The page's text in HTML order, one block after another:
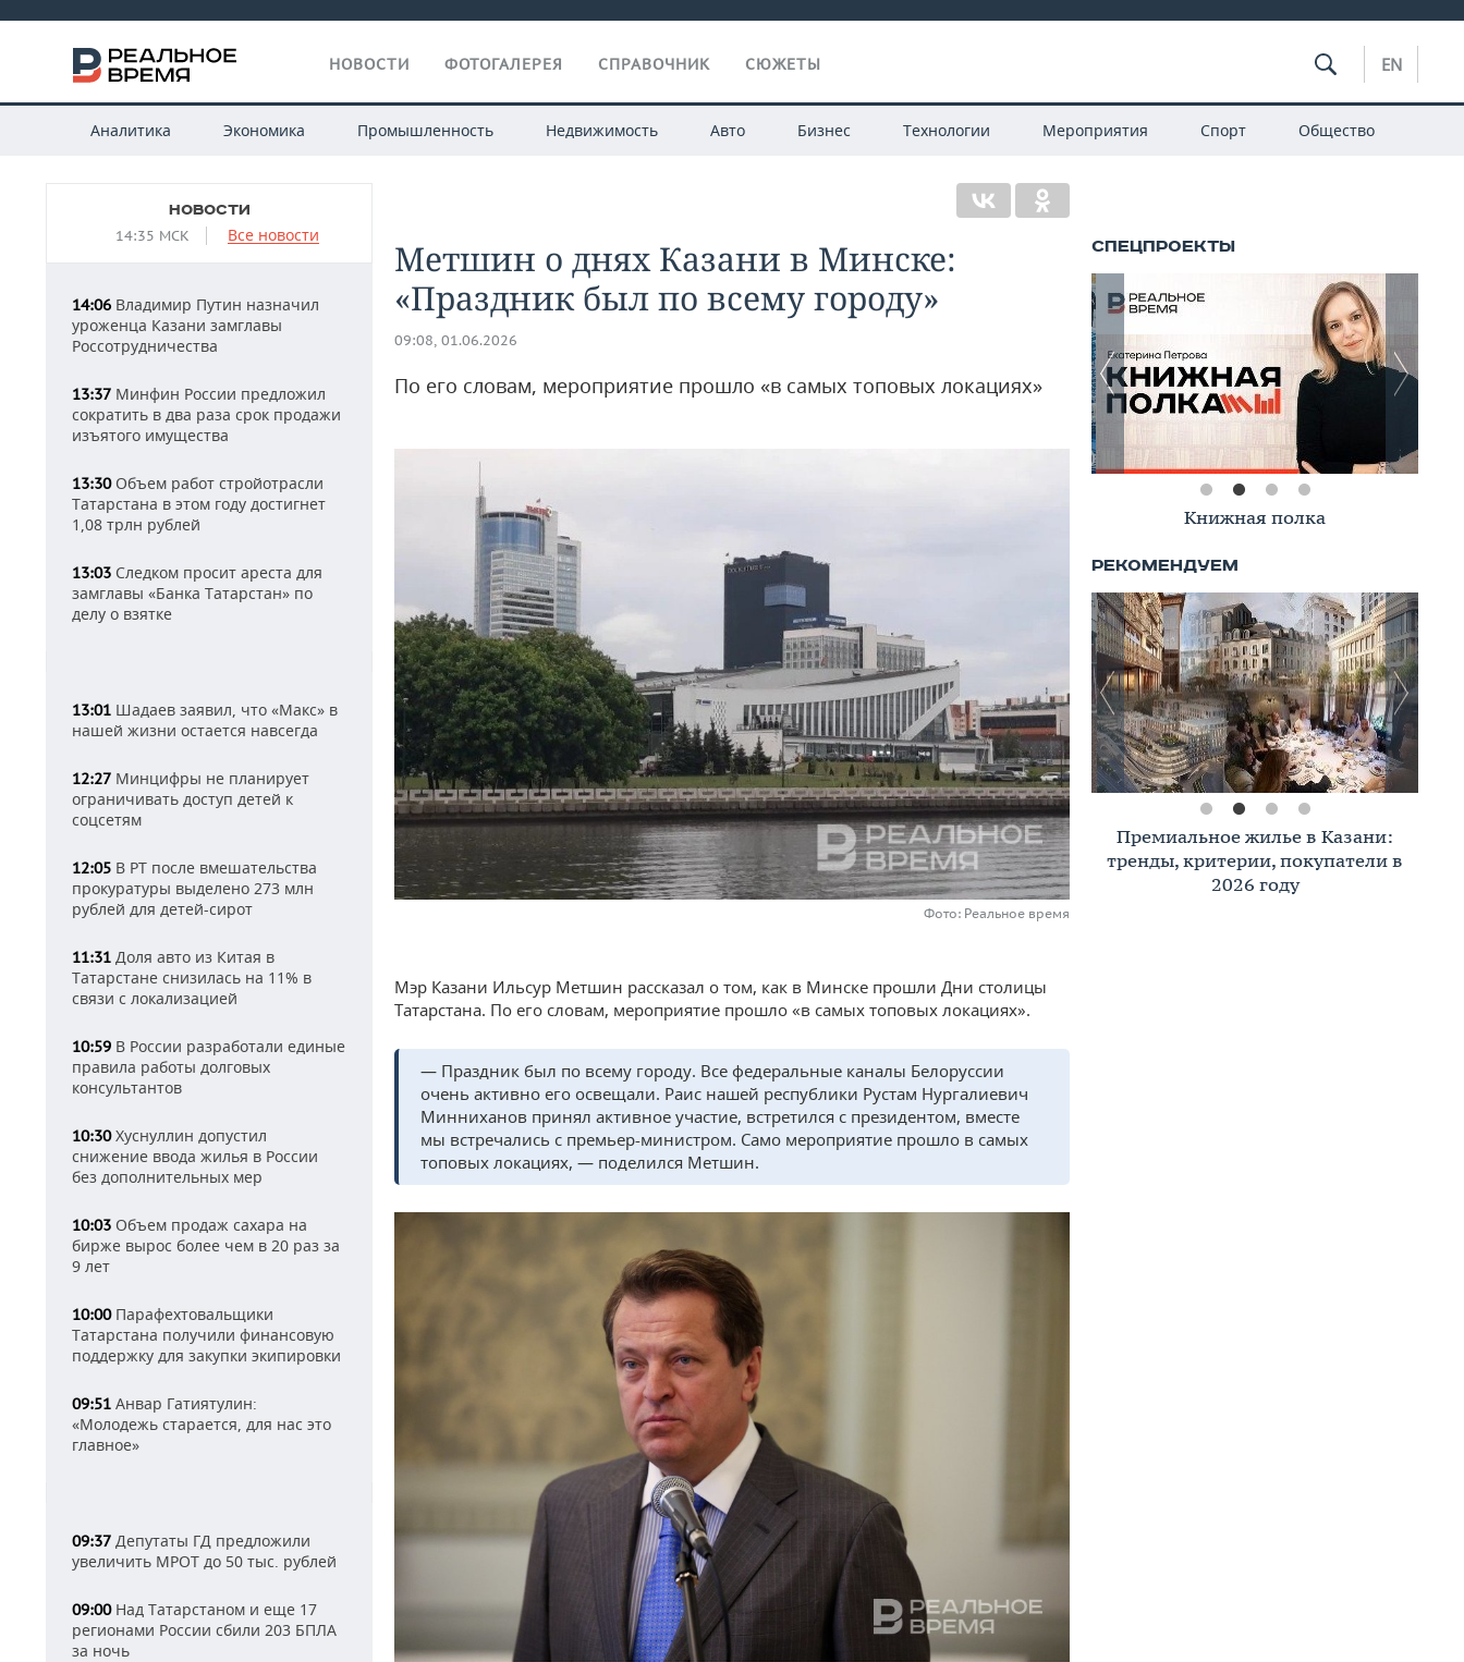
НОВОСТИ ФОТОГАЛЕРЕЯ СПРАВОЧНИК СЮЖЕТЫ EN
Аналитика Экономика Промышленность Недвижимость Авто Бизнес Технологии Мероприятия Спорт Общество
НОВОСТИ
14:35 МСК Все новости
14:06 Владимир Путин назначил
уроженца Казани замглавы
Россотрудничества
13:37 Минфин России предложил
сократить в два раза срок продажи
изъятого имущества
13:30Объем работ стройотрасли
Татарстана в этом году достигнет
1,08 трлн рублей
13:03 Следком просит ареста для
замглавы «Банка Татарстан» по
делу о взятке
13:01 Шадаев заявил, что «Макс» в
нашей жизни остается навсегда
12:27 Минцифры не планирует
ограничивать доступ детей к
соцсетям
12:05 В РТ после вмешательства
прокуратуры выделено 273 млн
рублей для детей-сирот
11:31 Доля авто из Китая в
Татарстане снизилась на 11% в
связи с локализацией
10:59 В России разработали единые
правила работы долговых
консультантов
10:30Хуснуллин допустил
снижение ввода жилья в России
без дополнительных мер
10:03 Объем продаж сахара на
бирже вырос более чем в 20 раз за
9 лет
10:00Парафехтовальщики
Татарстана получили финансовую
поддержку для закупки экипировки
09:51 Анвар Гатиятулин:
«Молодежь старается, для нас это
главное»
09:37 Депутаты ГД предложили
увеличить МРОТ до 50 тыс. рублей
09:00Над Татарстаном и еще 17
регионами России сбили 203 БПЛА
за ночь
Метшин о днях Казани в Минске:
«Праздник был по всему городу»
09:08, 01.06.2026
По его словам, мероприятие прошло «в самых топовых локациях»
Фото: Реальное время
Мэр Казани Ильсур Метшин рассказал о том, как в Минске прошли Дни столицы
Татарстана. По его словам, мероприятие прошло «в самых топовых локациях».
— Праздник был по всему городу. Все федеральные каналы Белоруссии
очень активно его освещали. Раис нашей республики Рустам Нургалиевич
Минниханов принял активное участие, встретился с президентом, вместе
мы встречались с премьер-министром. Само мероприятие прошло в самых
топовых локациях, — поделился Метшин.
Книжная полка
Премиальное жилье в Казани:
тренды, критерии, покупатели в
2026 году